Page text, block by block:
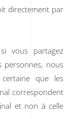
directement par
vous partagez
personnes, nous
que les
correspondent
et non à celle